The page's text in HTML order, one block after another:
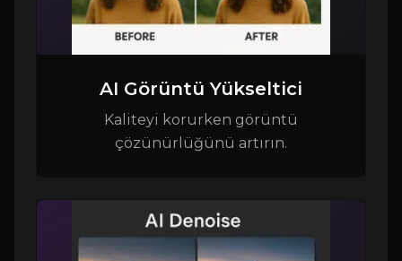
AI Görüntü Yükseltici
Kaliteyi korurken görüntü
çözünürlüğünü artırın.